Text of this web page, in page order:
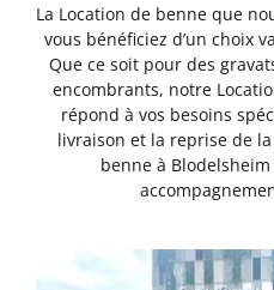
La Location de benne que
vous bénéficiez d’un choix
Que ce soit pour des
encombrants, notre
répond à vos besoins
livraison et la reprise de
benne à